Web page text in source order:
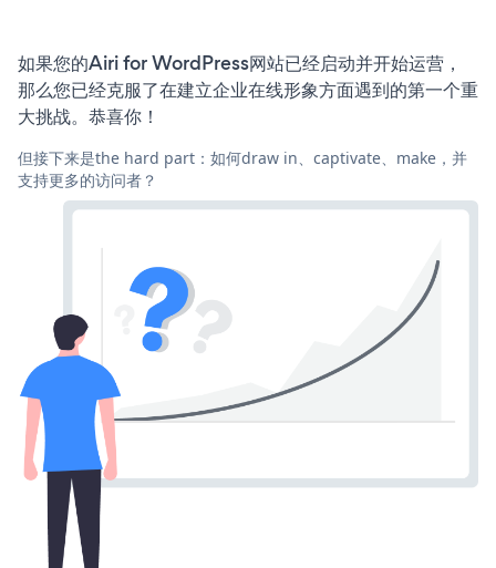
如果您的Airi for WordPress网站已经启动并开始运营，
那么您已经克服了在建立企业在线形象方面遇到的第一个重
大挑战。恭喜你！
但接下来是the hard part：如何draw in、captivate、make，并
支持更多的访问者？